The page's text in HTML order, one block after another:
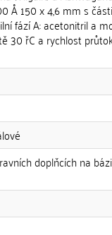
Å 150 x 4,6 mm s
fází A: acetonitril a
30 řC a rychlost
doplňcích na